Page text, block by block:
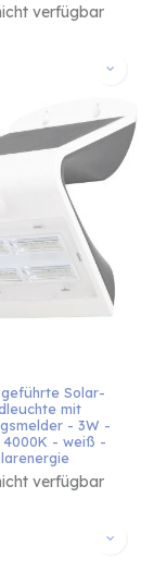
verfügbar
Solar-
mit
- 3W -
4000K - weiß -
verfügbar